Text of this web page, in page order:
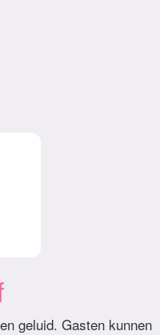
geluid. Gasten kunnen